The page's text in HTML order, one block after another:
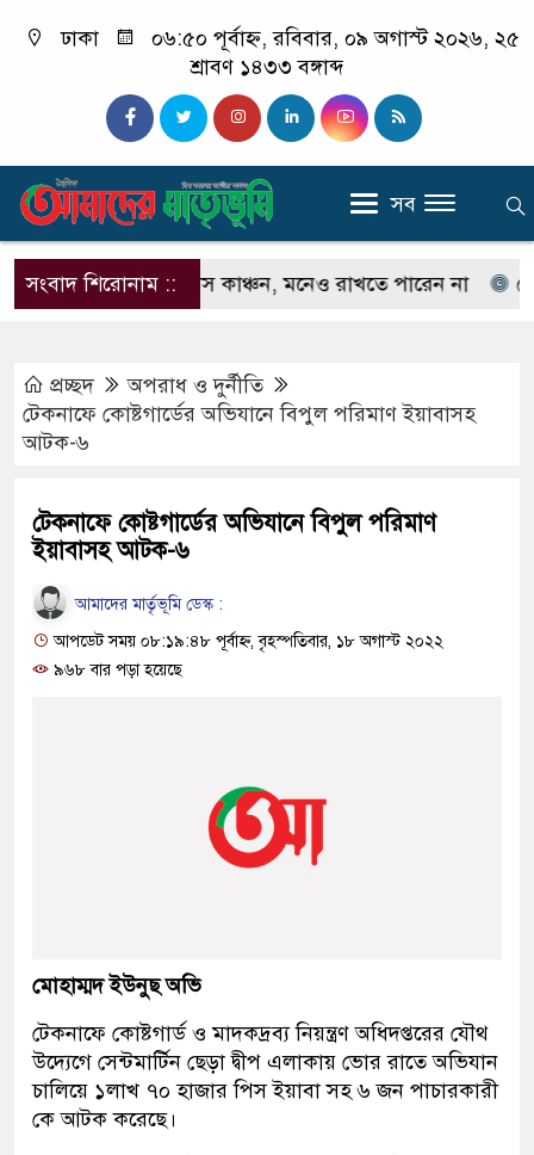
ঢাকা
০৬:৫০ পূর্বাহ্ন, রবিবার, ০৯ অগাস্ট ২০২৬, ২৫
শ্রাবণ ১৪৩৩ বঙ্গাব্দ
সব
সংবাদ শিরোনাম ::
না ইলিয়াস কাঞ্চন, মনেও রাখতে পারেন না কেউ
প্রচ্ছদ
অপরাধ ‍ও দুর্নীতি
টেকনাফে কোষ্টগার্ডের অভিযানে বিপুল পরিমাণ ইয়াবাসহ
আটক-৬
টেকনাফে কোষ্টগার্ডের অভিযানে বিপুল পরিমাণ
ইয়াবাসহ আটক-৬
আমাদের মার্তৃভূমি ডেস্ক :
আপডেট সময় ০৮:১৯:৪৮ পূর্বাহ্ন, বৃহস্পতিবার, ১৮ অগাস্ট ২০২২
৯৬৮ বার পড়া হয়েছে
মোহাম্মদ ইউনুছ অভি
টেকনাফে কোষ্টগার্ড ও মাদকদ্রব্য নিয়ন্ত্রণ অধিদপ্তরের যৌথ
উদ্যেগে সেন্টমার্টিন ছেড়া দ্বীপ এলাকায় ভোর রাতে অভিযান
চালিয়ে ১লাখ ৭০ হাজার পিস ইয়াবা সহ ৬ জন পাচারকারী
কে আটক করেছে।